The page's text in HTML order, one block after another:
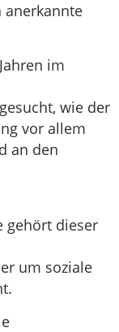
anerkannte
im
wie der
vor allem
an den
gehört dieser
um soziale